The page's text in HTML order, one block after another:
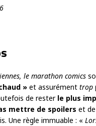
le marathon comics
» et assurément trop
de rester le plus
mettre de spoilers et
Une règle immuable : «